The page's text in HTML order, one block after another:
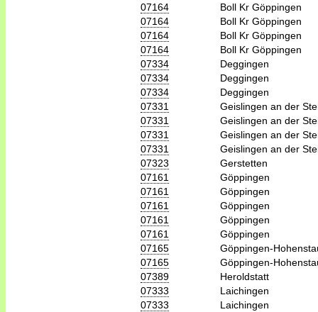
07164
Boll Kr Göppingen
07164
Boll Kr Göppingen
07164
Boll Kr Göppingen
07164
Boll Kr Göppingen
07334
Deggingen
07334
Deggingen
07334
Deggingen
07331
Geislingen an der
07331
Geislingen an der
07331
Geislingen an der
07331
Geislingen an der
07323
Gerstetten
07161
Göppingen
07161
Göppingen
07161
Göppingen
07161
Göppingen
07161
Göppingen
07165
Göppingen-
07165
Göppingen-
07389
Heroldstatt
07333
Laichingen
07333
Laichingen